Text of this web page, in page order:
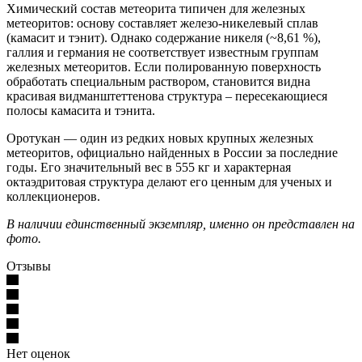
‎Химический состав метеорита типичен для железных
метеоритов: основу составляет железо-никелевый сплав
(камасит и тэнит). Однако содержание никеля (~8,61 %),
галлия и германия не соответствует известным группам
железных метеоритов. Если полированную поверхность
обработать специальным раствором, становится видна
красивая видманштеттенова структура – пересекающиеся
полосы камасита и тэнита.
‎Оротукан — один из редких новых крупных железных
метеоритов, официально найденных в России за последние
годы. Его значительный вес в 555 кг и характерная
октаэдритовая структура делают его ценным для ученых и
коллекционеров.
В наличии единственный экземпляр, именно он представлен на
фото.
Отзывы
Нет оценок